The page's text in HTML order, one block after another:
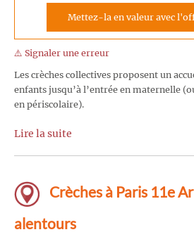
Mettez-la en valeur avec
⚠️ Signaler une erreur
Les crèches collectives proposent un
enfants jusqu’à l’entrée en maternelle
en périscolaire).
Lire la suite
Crèches à Paris 11e
alentours